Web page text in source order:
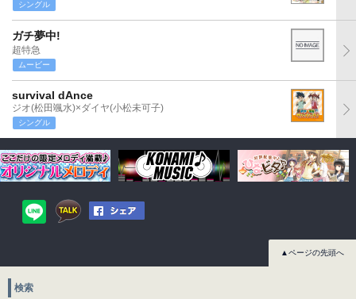
シングル
ガチ夢中!
超特急
ムービー
survival dAnce
ジオ(松田颯水)×ダイヤ(小松未可子)
シングル
▲ページの先頭へ
検索